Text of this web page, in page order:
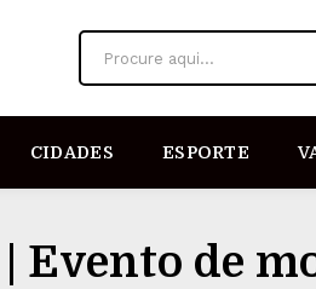
Procure aqui...
CIDADES ESPORTE
| Evento de